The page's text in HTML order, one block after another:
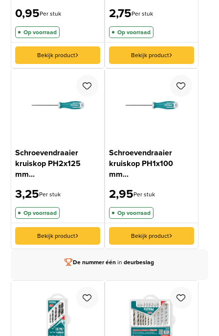
0,95Per stuk
Op voorraad
Bekijk product
2,75Per stuk
Op voorraad
Bekijk product
Schroevendraaier
kruiskop PH2x125
mm...
3,25Per stuk
Op voorraad
Bekijk product
Schroevendraaier
kruiskop PH1x100
mm...
2,95Per stuk
Op voorraad
Bekijk product
De nummer éénindeurbeslag